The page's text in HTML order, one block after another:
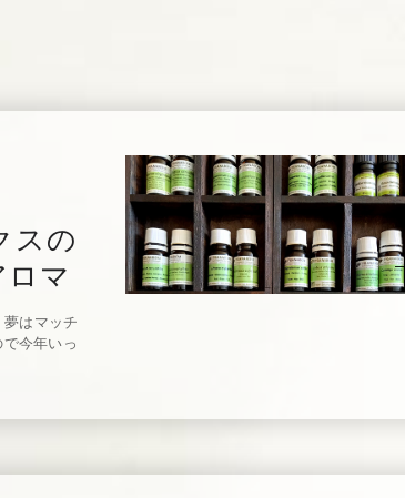
スの
マ
はマッチ
今年いっ